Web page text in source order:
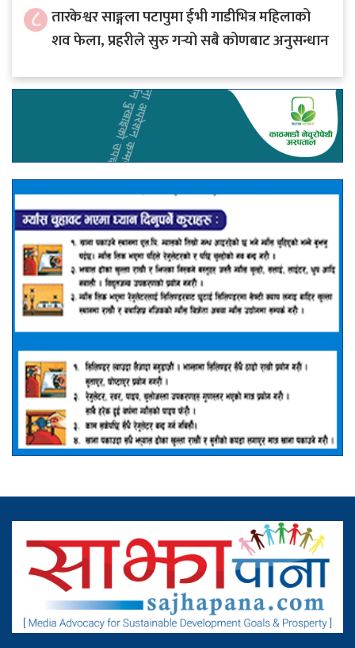
८ तारकेश्वर साङ्गला पटापुमा ईभी गाडीभित्र महिलाको
शव फेला, प्रहरीले सुरु गर्‍यो सबै कोणबाट अनुसन्धान